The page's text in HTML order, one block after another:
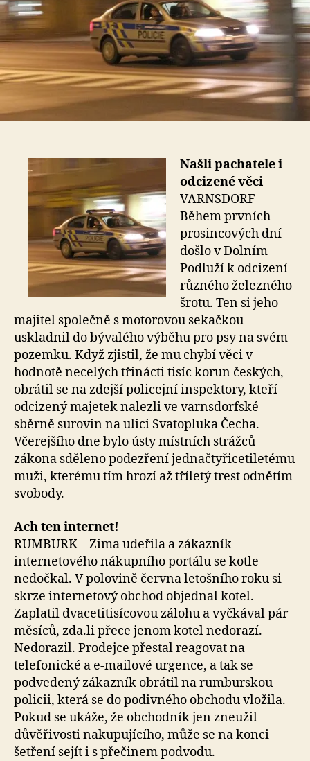
Našli pachatele i
odcizené věci
VARNSDORF –
Během prvních
prosincových dní
došlo v Dolním
Podluží k odcizení
různého železného
šrotu. Ten si jeho
majitel společně s motorovou sekačkou
uskladnil do bývalého výběhu pro psy na svém
pozemku. Když zjistil, že mu chybí věci v
hodnotě necelých třinácti tisíc korun českých,
obrátil se na zdejší policejní inspektory, kteří
odcizený majetek nalezli ve varnsdorfské
sběrně surovin na ulici Svatopluka Čecha.
Včerejšího dne bylo ústy místních strážců
zákona sděleno podezření jednačtyřicetiletému
muži, kterému tím hrozí až tříletý trest odnětím
svobody.
Ach ten internet!
RUMBURK – Zima udeřila a zákazník
internetového nákupního portálu se kotle
nedočkal. V polovině června letošního roku si
skrze internetový obchod objednal kotel.
Zaplatil dvacetitisícovou zálohu a vyčkával pár
měsíců, zda.li přece jenom kotel nedorazí.
Nedorazil. Prodejce přestal reagovat na
telefonické a e-mailové urgence, a tak se
podvedený zákazník obrátil na rumburskou
policii, která se do podivného obchodu vložila.
Pokud se ukáže, že obchodník jen zneužil
důvěřivosti nakupujícího, může se na konci
šetření sejít i s přečinem podvodu.